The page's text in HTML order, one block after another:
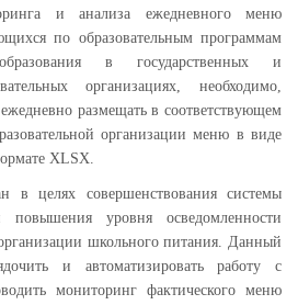
и анализа ежедневного меню
по образовательным программам
в государственных и
организациях, необходимо,
размещать в соответствующем
организации меню в виде
XLSX.
в целях совершенствования системы
уровня осведомленности
школьного питания. Данный
и автоматизировать работу с
мониторинг фактического меню